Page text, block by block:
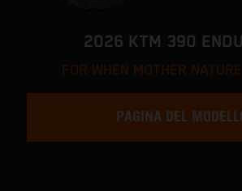
2026 KTM 390
FOR WHEN MOTHER
PAGINA DEL